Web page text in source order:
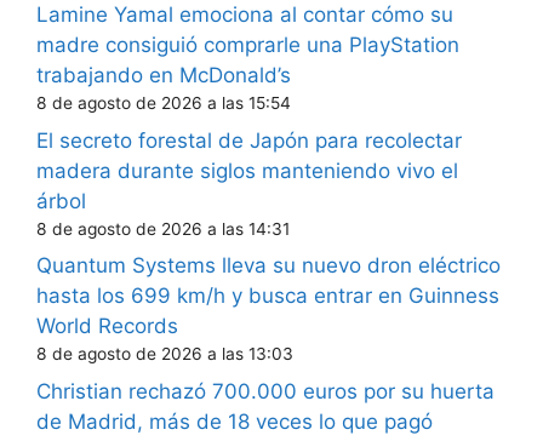
Lamine Yamal emociona al contar cómo su
madre consiguió comprarle una PlayStation
trabajando en McDonald’s
8 de agosto de 2026 a las 15:54
El secreto forestal de Japón para recolectar
madera durante siglos manteniendo vivo el
árbol
8 de agosto de 2026 a las 14:31
Quantum Systems lleva su nuevo dron eléctrico
hasta los 699 km/h y busca entrar en Guinness
World Records
8 de agosto de 2026 a las 13:03
Christian rechazó 700.000 euros por su huerta
de Madrid, más de 18 veces lo que pagó